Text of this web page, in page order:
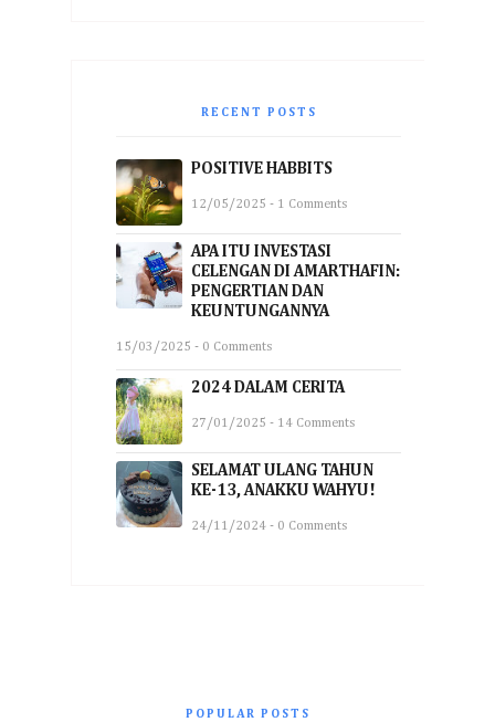
RECENT POSTS
POSITIVE HABBITS
12/05/2025 - 1 Comments
APA ITU INVESTASI
CELENGAN DI AMARTHAFIN:
PENGERTIAN DAN
KEUNTUNGANNYA
15/03/2025 - 0 Comments
2024 DALAM CERITA
27/01/2025 - 14 Comments
SELAMAT ULANG TAHUN
KE-13, ANAKKU WAHYU!
24/11/2024 - 0 Comments
POPULAR POSTS